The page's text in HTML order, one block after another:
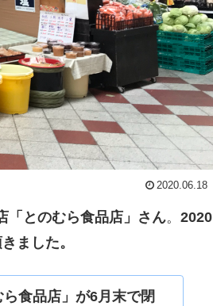
2020.06.18
「とのむら食品店」さん。 2020
ました。
食品店」が6月末で閉